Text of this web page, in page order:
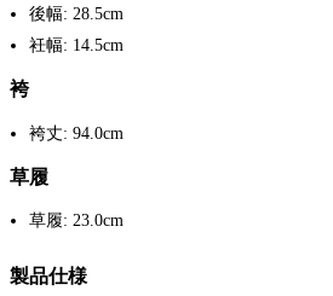
後幅: 28.5cm
衽幅: 14.5cm
袴
袴丈: 94.0cm
草履
草履: 23.0cm
製品仕様